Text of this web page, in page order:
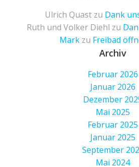
Ulrich Quast zu Dank
Ruth und Volker Diehl zu
Mark zu Freibad
Archiv
Februar 2026
Januar 2026
Dezember
Mai 2025
Februar 2025
Januar 2025
September
Mai 2024